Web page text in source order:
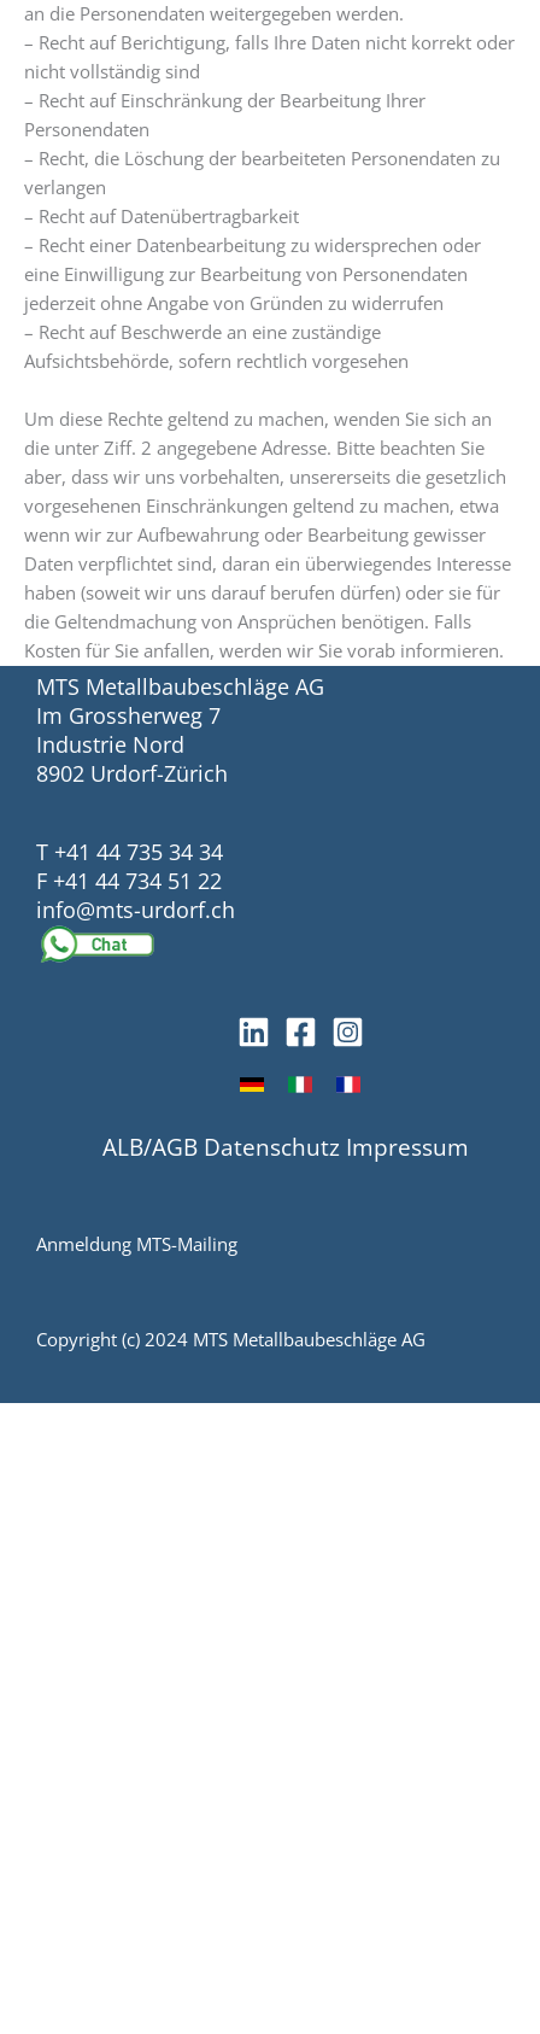
an die Personendaten weitergegeben werden.
– Recht auf Berichtigung, falls Ihre Daten nicht korrekt oder
nicht vollständig sind
– Recht auf Einschränkung der Bearbeitung Ihrer
Personendaten
– Recht, die Löschung der bearbeiteten Personendaten zu
verlangen
– Recht auf Datenübertragbarkeit
– Recht einer Datenbearbeitung zu widersprechen oder
eine Einwilligung zur Bearbeitung von Personendaten
jederzeit ohne Angabe von Gründen zu widerrufen
– Recht auf Beschwerde an eine zuständige
Aufsichtsbehörde, sofern rechtlich vorgesehen
Um diese Rechte geltend zu machen, wenden Sie sich an
die unter Ziff. 2 angegebene Adresse. Bitte beachten Sie
aber, dass wir uns vorbehalten, unsererseits die gesetzlich
vorgesehenen Einschränkungen geltend zu machen, etwa
wenn wir zur Aufbewahrung oder Bearbeitung gewisser
Daten verpflichtet sind, daran ein überwiegendes Interesse
haben (soweit wir uns darauf berufen dürfen) oder sie für
die Geltendmachung von Ansprüchen benötigen. Falls
Kosten für Sie anfallen, werden wir Sie vorab informieren.
MTS Metallbaubeschläge AG
Im Grossherweg 7
Industrie Nord
8902 Urdorf-Zürich
T +41 44 735 34 34
F +41 44 734 51 22
info@mts-urdorf.ch
ALB/AGB Datenschutz Impressum
Anmeldung MTS-Mailing
Copyright (c) 2024 MTS Metallbaubeschläge AG